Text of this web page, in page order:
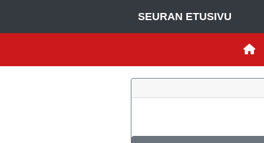
SEURAN ETUSIVU